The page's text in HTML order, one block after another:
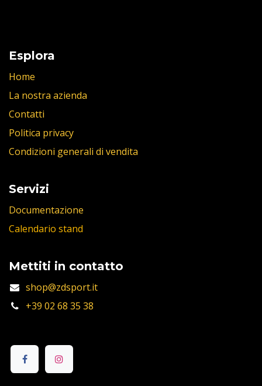
Esplora
Home
La nostra azienda
Contatti
Politica privacy
Condizioni generali di vendita
Servizi
Documentazione
Calendario stand
Mettiti in contatto
shop@zdsport.it
+39 02 68 35 38